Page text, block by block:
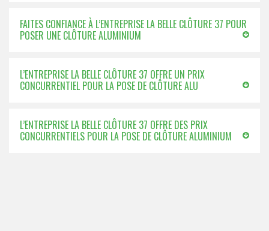
FAITES CONFIANCE À L’ENTREPRISE LA BELLE CLÔTURE 37 POUR
POSER UNE CLÔTURE ALUMINIUM
L’ENTREPRISE LA BELLE CLÔTURE 37 OFFRE UN PRIX
CONCURRENTIEL POUR LA POSE DE CLÔTURE ALU
L’ENTREPRISE LA BELLE CLÔTURE 37 OFFRE DES PRIX
CONCURRENTIELS POUR LA POSE DE CLÔTURE ALUMINIUM